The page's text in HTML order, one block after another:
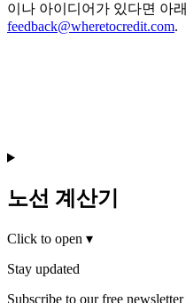
이나 아이디어가 있다면 아
feedback@wheretocredit.com.
노선 계산기
Click to open ▾
Stay updated
Subscribe to our free